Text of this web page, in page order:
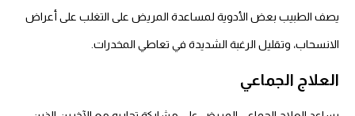
يصف الطبيب بعض الأدوية لمساعدة المريض على التغلب على أعراض
الانسحاب، وتقليل الرغبة الشديدة في تعاطي المخدرات.
العلاج الجماعي